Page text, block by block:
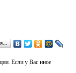
Если у Вас иное